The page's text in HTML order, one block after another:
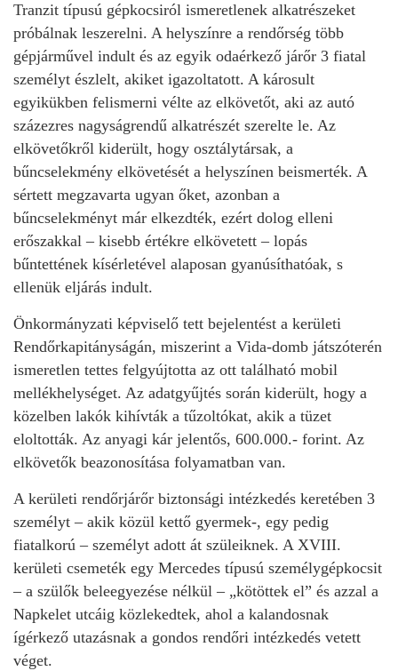
Tranzit típusú gépkocsiról ismeretlenek alkatrészeket
próbálnak leszerelni. A helyszínre a rendőrség több
gépjárművel indult és az egyik odaérkező járőr 3 fiatal
személyt észlelt, akiket igazoltatott. A károsult
egyikükben felismerni vélte az elkövetőt, aki az autó
százezres nagyságrendű alkatrészét szerelte le. Az
elkövetőkről kiderült, hogy osztálytársak, a
bűncselekmény elkövetését a helyszínen beismerték. A
sértett megzavarta ugyan őket, azonban a
bűncselekményt már elkezdték, ezért dolog elleni
erőszakkal – kisebb értékre elkövetett – lopás
bűntettének kísérletével alaposan gyanúsíthatóak, s
ellenük eljárás indult.
Önkormányzati képviselő tett bejelentést a kerületi
Rendőrkapitányságán, miszerint a Vida-domb játszóterén
ismeretlen tettes felgyújtotta az ott található mobil
mellékhelységet. Az adatgyűjtés során kiderült, hogy a
közelben lakók kihívták a tűzoltókat, akik a tüzet
eloltották. Az anyagi kár jelentős, 600.000.- forint. Az
elkövetők beazonosítása folyamatban van.
A kerületi rendőrjárőr biztonsági intézkedés keretében 3
személyt – akik közül kettő gyermek-, egy pedig
fiatalkorú – személyt adott át szüleiknek. A XVIII.
kerületi csemeték egy Mercedes típusú személygépkocsit
– a szülők beleegyezése nélkül – „kötöttek el” és azzal a
Napkelet utcáig közlekedtek, ahol a kalandosnak
ígérkező utazásnak a gondos rendőri intézkedés vetett
véget.